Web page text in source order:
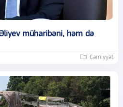
müharibəni, həm də
Cəmiyyət